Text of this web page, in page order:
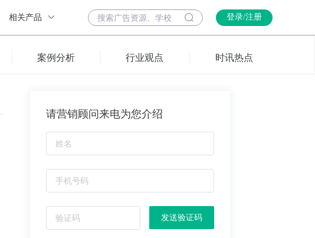
相关产品 登录/注册
案例分析 行业观点 时讯热点
请营销顾问来电为您介绍
发送验证码